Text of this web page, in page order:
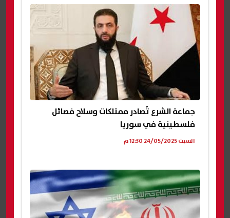
جماعة الشرع تُصادر ممتلكات وسلاح فصائل
فلسطينية في سوريا
السبت 24/05/2025 12:30 م